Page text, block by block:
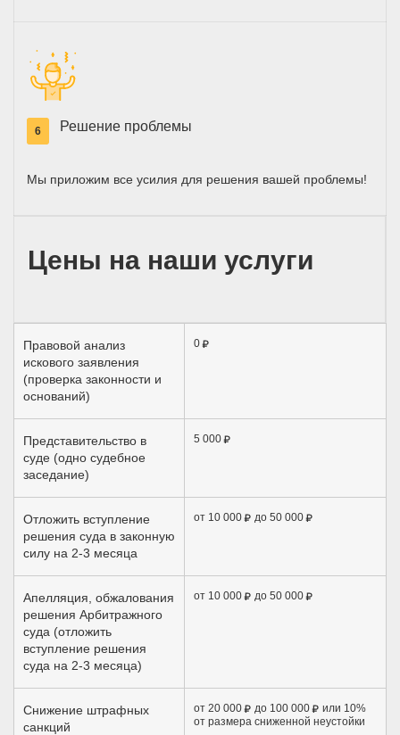
6 Решение проблемы
Мы приложим все усилия для решения вашей проблемы!
Цены на наши услуги
Правовой анализ
искового заявления
(проверка законности и
оснований)
0
Представительство в
суде (одно судебное
заседание)
5 000
Отложить вступление
решения суда в законную
силу на 2-3 месяца
от 10 000 до 50 000
Апелляция, обжалования
решения Арбитражного
суда (отложить
вступление решения
суда на 2-3 месяца)
от 10 000 до 50 000
Снижение штрафных
санкций
от 20 000 до 100 000
или 10%
от размера сниженной неустойки